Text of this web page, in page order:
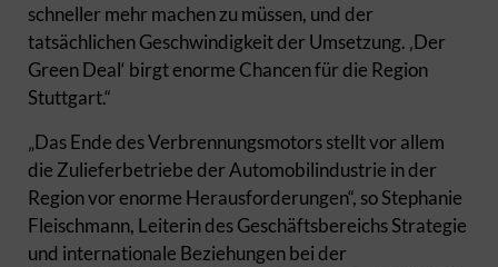
schneller mehr machen zu müssen, und der
tatsächlichen Geschwindigkeit der Umsetzung. ‚Der
Green Deal‘ birgt enorme Chancen für die Region
Stuttgart.“
„Das Ende des Verbrennungsmotors stellt vor allem
die Zulieferbetriebe der Automobilindustrie in der
Region vor enorme Herausforderungen“, so Stephanie
Fleischmann, Leiterin des Geschäftsbereichs Strategie
und internationale Beziehungen bei der